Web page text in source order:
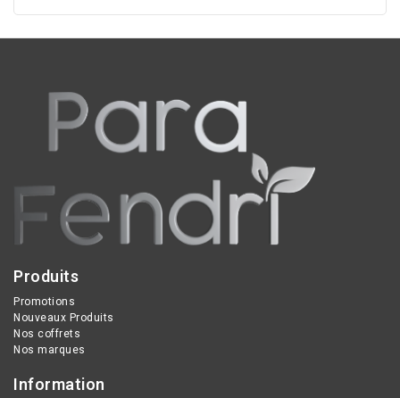
Produits
Promotions
Nouveaux Produits
Nos coffrets
Nos marques
Information